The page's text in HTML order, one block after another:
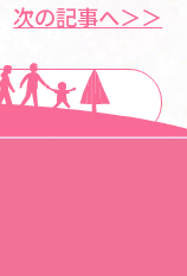
次の記事へ＞＞